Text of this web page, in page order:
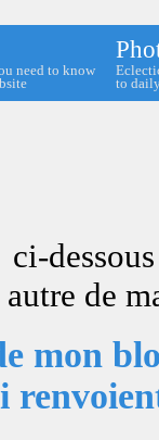
need to know
to
ci-
de
mon